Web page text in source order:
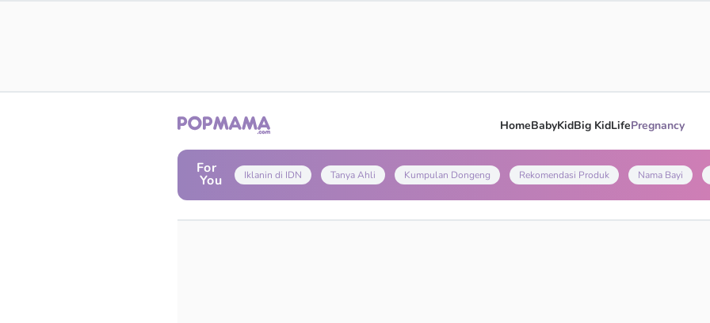
HomeBabyKidBig KidLifePregnancy
For
You Iklanin di IDN Tanya Ahli Kumpulan Dongeng Rekomendasi Produk Nama Bayi